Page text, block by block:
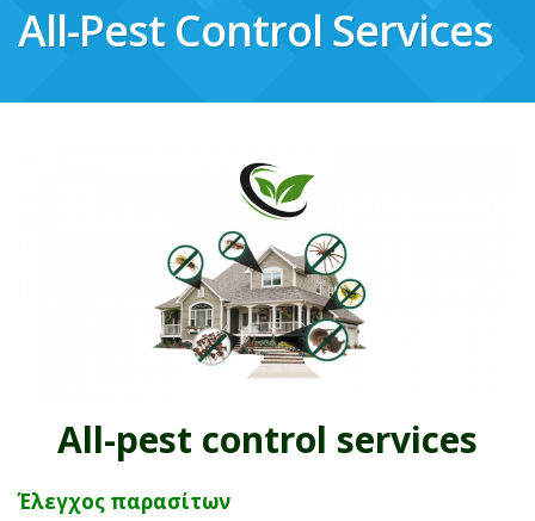
All-Pest Control Services
All-pest control services
Έλεγχος παρασίτων